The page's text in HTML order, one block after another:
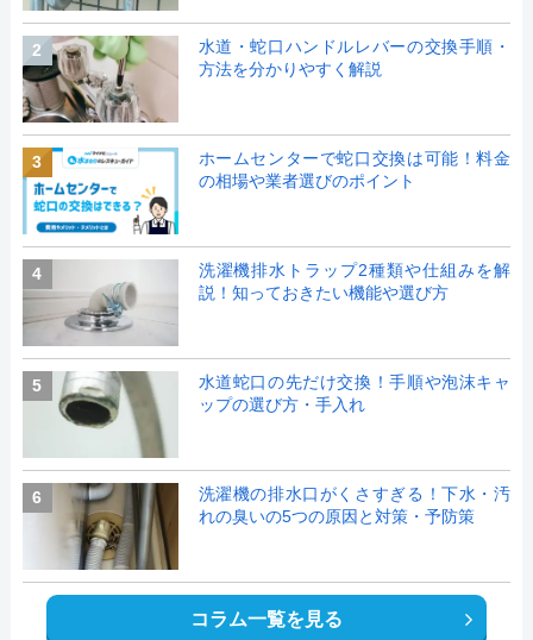
2
水道・蛇口ハンドルレバーの交換手順・
方法を分かりやすく解説
3
ホームセンターで蛇口交換は可能！料金
の相場や業者選びのポイント
4
洗濯機排水トラップ2種類や仕組みを解
説！知っておきたい機能や選び方
5
水道蛇口の先だけ交換！手順や泡沫キャ
ップの選び方・手入れ
6
洗濯機の排水口がくさすぎる！下水・汚
れの臭いの5つの原因と対策・予防策
コラム一覧を見る